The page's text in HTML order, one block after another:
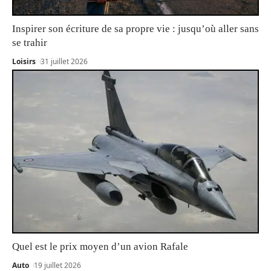
Inspirer son écriture de sa propre vie : jusqu’où aller sans
se trahir
Loisirs 31 juillet 2026
Quel est le prix moyen d’un avion Rafale
Auto 19 juillet 2026